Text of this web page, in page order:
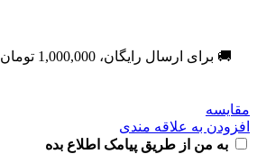
🚚 برای ارسال رایگان، 1,000,000 تومان
مقایسه
افزودن به علاقه مندی
به من از طریق پیامک اطلاع بده